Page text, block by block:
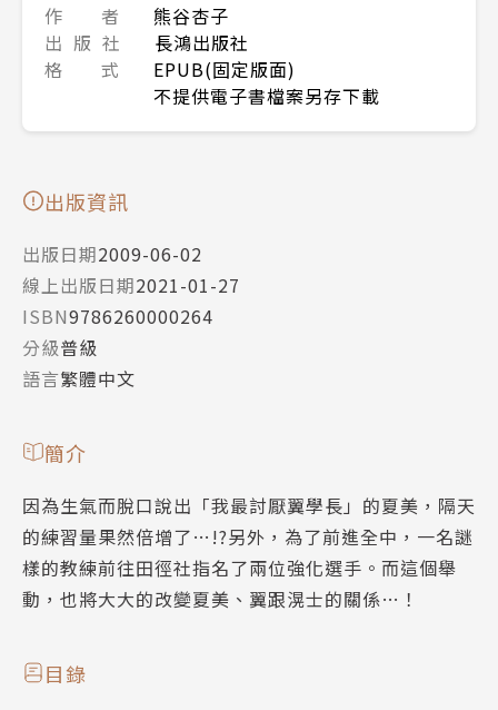
作 者
熊谷杏子
出 版 社
長鴻出版社
格 式
EPUB(固定版面)
不提供電子書檔案另存下載
出版資訊
出版日期2009-06-02
線上出版日期2021-01-27
ISBN9786260000264
分級普級
語言繁體中文
簡介
因為生氣而脫口說出「我最討厭翼學長」的夏美，隔天
的練習量果然倍增了…!?另外，為了前進全中，一名謎
樣的教練前往田徑社指名了兩位強化選手。而這個舉
動，也將大大的改變夏美、翼跟滉士的關係…！
目錄